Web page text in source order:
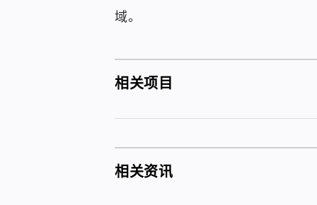
域。
相关项目
相关资讯